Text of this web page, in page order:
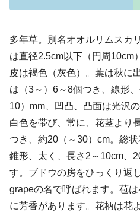
多年草。別名オオルリムスカ
は直径2.5cm以下（円周10cm
皮は褐色（灰色）。葉は秋に
は（3～）6～8個つき、線形
10）mm、凹凸、凸面は光沢
白色を帯び、常に、花茎より
つき、約20（～30）cm。総
錐形、太く、長さ2～10cm、
す。ブドウの房をひっくり返
grapeの名で呼ばれます。苞
に芳香があります。花柄は花